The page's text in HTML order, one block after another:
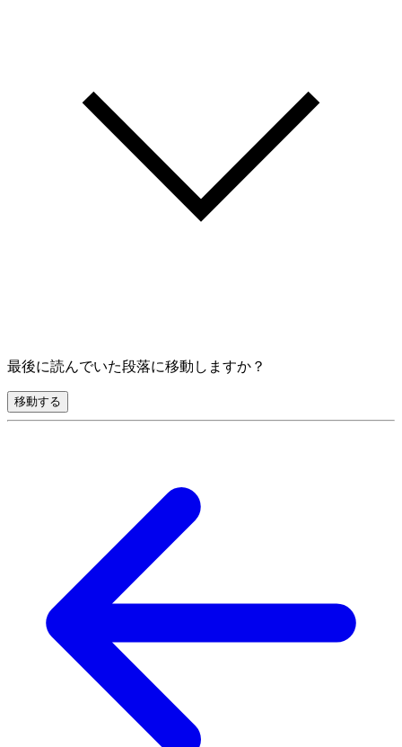
最後に読んでいた段落に移動しますか？
移動する